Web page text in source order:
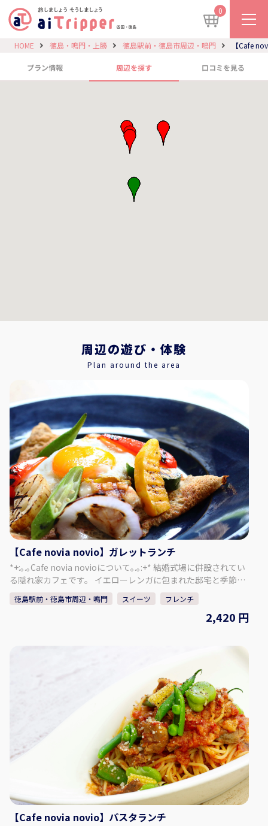
0
HOME 徳島・鳴門・上勝 徳島駅前・徳島市周辺・鳴門 【Cafe
プラン情報 周辺を探す 口コミを見る
周辺の遊び・体験
Plan around the area
【Cafe novia novio】ガレットランチ
*+:｡.｡Cafe novia novioについて｡.｡:+* 結婚式場に併設されてい
る隠れ家カフェです。 イエローレンガに包まれた邸宅と季節を
感じるガーデンを眺めながら、お料理とお喋りを楽しんで、体
も心もほころぶひとときを。 居心地の良さに時間を忘れて、非
いますのでHPカレンダーをご確認ください 【所在地】 〒770-
8052 徳島県徳島市沖浜2-43 【HP】 https://novia-
novio.com/cafe_home/ 【Instagram】
https://www.instagram.com/cafe_novia_novio/
徳島駅前・徳島市周辺・鳴門 スイーツ フレンチ
2,420 円
【Cafe novia novio】パスタランチ